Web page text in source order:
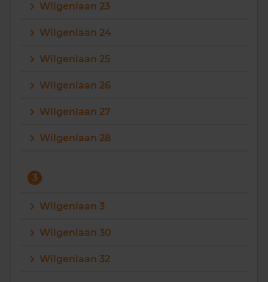
Wilgenlaan 23
Wilgenlaan 24
Wilgenlaan 25
Wilgenlaan 26
Wilgenlaan 27
Wilgenlaan 28
3
Wilgenlaan 3
Wilgenlaan 30
Wilgenlaan 32